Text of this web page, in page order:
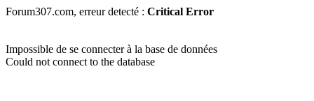
Forum307.com, erreur detecté : Critical Error
Impossible de se connecter à la base de données
Could not connect to the database